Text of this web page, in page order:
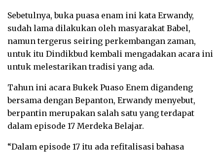
Sebetulnya, buka puasa enam ini kata Erwandy,
sudah lama dilakukan oleh masyarakat Babel,
namun tergerus seiring perkembangan zaman,
untuk itu Dindikbud kembali mengadakan acara ini
untuk melestarikan tradisi yang ada.
Tahun ini acara Bukek Puaso Enem digandeng
bersama dengan Bepanton, Erwandy menyebut,
berpantin merupakan salah satu yang terdapat
dalam episode 17 Merdeka Belajar.
“Dalam episode 17 itu ada refitalisasi bahasa